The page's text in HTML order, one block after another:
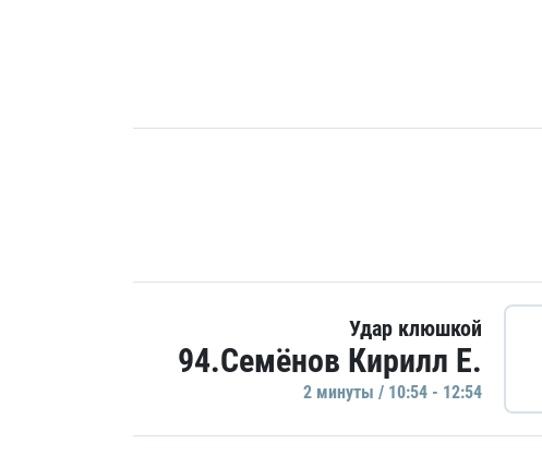
Удар клюшкой
94.Семёнов Кирилл Е.
2 минуты / 10:54 - 12:54